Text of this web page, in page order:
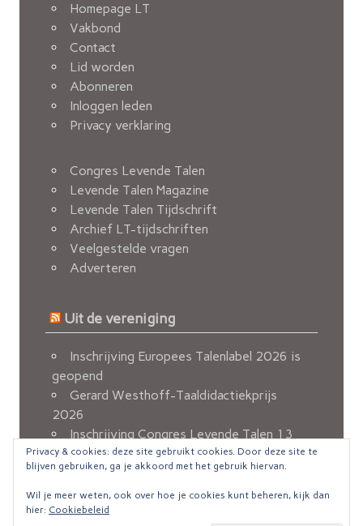
Homepage LT
Vakbond
Contact
Lid worden
Abonneren
Inloggen leden
Privacy verklaring
Congres Levende Talen
Levende Talen Magazine
Levende Talen Tijdschrift
Archief LT-tijdschriften
Veelgestelde vragen
Adverteren
Uit de vereniging
Inschrijving Europees Talenlabel 2026 is
geopend
Gerard Westhoff-Taaldidactiekprijs
2026
Inschrijving Congres Levende Talen 13
november 2026 geopend
Berichten van de FvOv
Nieuw e-mailadres voor ledenadministratie
Privacy & cookies: deze site gebruikt cookies. Door deze site te
blijven gebruiken, ga je akkoord met het gebruik hiervan.
Wil je meer weten, ook over hoe je cookies kunt beheren, kijk dan
hier: Cookiebeleid